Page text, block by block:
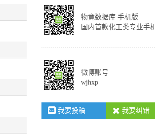
物竟数据库 手机版
国内首款化工类专业手
微博账号
wjhxp
我要投稿 我要纠错